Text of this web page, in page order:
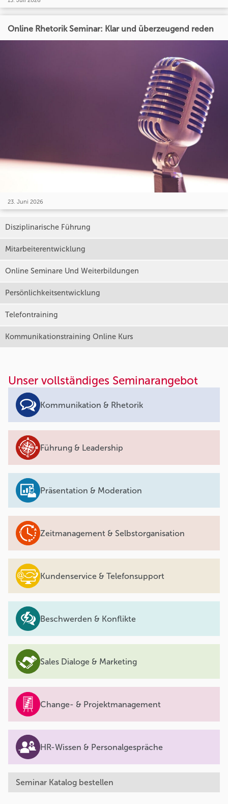
Online Rhetorik Seminar: Klar und überzeugend reden
23. Juni 2026
Disziplinarische Führung
Mitarbeiterentwicklung
Online Seminare Und Weiterbildungen
Persönlichkeitsentwicklung
Telefontraining
Kommunikationstraining Online Kurs
Unser vollständiges Seminarangebot
Kommunikation & Rhetorik
Führung & Leadership
Präsentation & Moderation
Zeitmanagement & Selbstorganisation
Kundenservice & Telefonsupport
Beschwerden & Konflikte
Sales Dialoge & Marketing
Change- & Projektmanagement
HR-Wissen & Personalgespräche
Seminar Katalog bestellen